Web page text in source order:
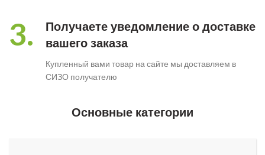
3.
Получаете уведомление о доставке
вашего заказа
Купленный вами товар на сайте мы доставляем в
СИЗО получателю
Основные категории